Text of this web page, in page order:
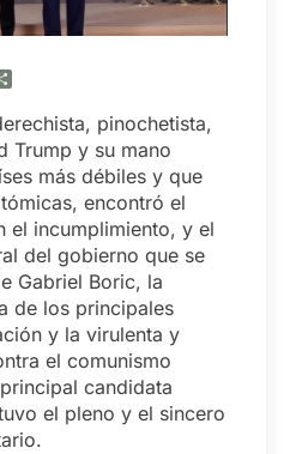
pinochetista,
Trump y su mano
más débiles y que
encontró el
el incumplimiento, y el
del gobierno que se
Gabriel Boric, la
de los principales
y la virulenta y
el comunismo
candidata
el pleno y el sincero